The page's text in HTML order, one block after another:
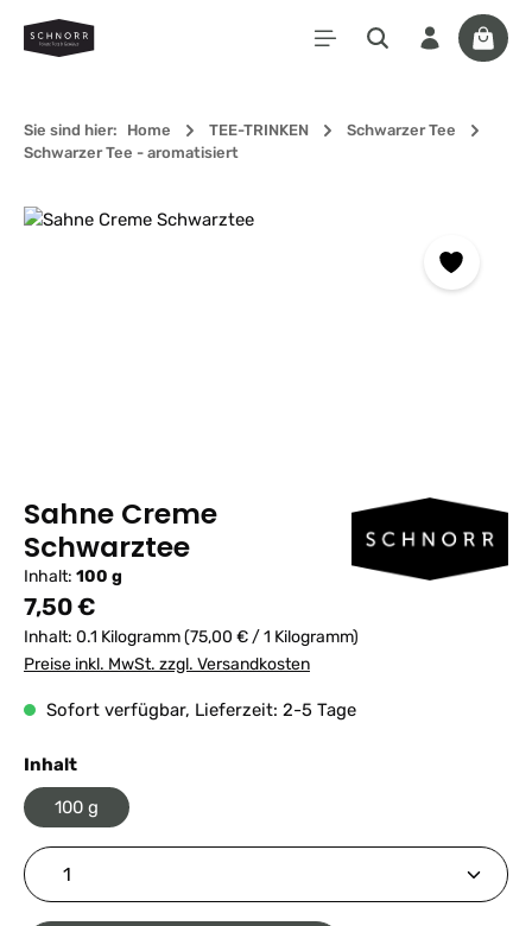
Zum Hauptinhalt springen
Sie sind hier: Home TEE-TRINKEN
Schwarzer Tee
Schwarzer Tee - aromatisiert
Bildergalerie überspringen
Sahne Creme
Schwarztee
Inhalt: 100 g
Regulärer Preis:
7,50 €
Inhalt: 0.1 Kilogramm(75,00 € / 1 Kilogramm)
Preise inkl. MwSt. zzgl. Versandkosten
Sofort verfügbar, Lieferzeit: 2-5 Tage
Inhaltauswählen
100 g
Produkt Anzahl: Gib den gewünschten Wert ein